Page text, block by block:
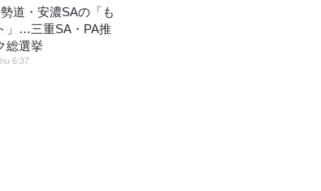
道・安濃SAの「も
」…三重SA・PA推
総選挙
6:37